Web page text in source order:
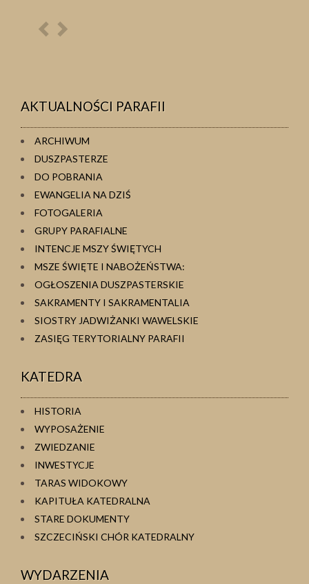
Poprzednia
AKTUALNOŚCI PARAFII
ARCHIWUM
DUSZPASTERZE
DO POBRANIA
EWANGELIA NA DZIŚ
FOTOGALERIA
GRUPY PARAFIALNE
INTENCJE MSZY ŚWIĘTYCH
MSZE ŚWIĘTE I NABOŻEŃSTWA:
OGŁOSZENIA DUSZPASTERSKIE
SAKRAMENTY I SAKRAMENTALIA
SIOSTRY JADWIŻANKI WAWELSKIE
ZASIĘG TERYTORIALNY PARAFII
KATEDRA
HISTORIA
WYPOSAŻENIE
ZWIEDZANIE
INWESTYCJE
TARAS WIDOKOWY
KAPITUŁA KATEDRALNA
STARE DOKUMENTY
SZCZECIŃSKI CHÓR KATEDRALNY
WYDARZENIA